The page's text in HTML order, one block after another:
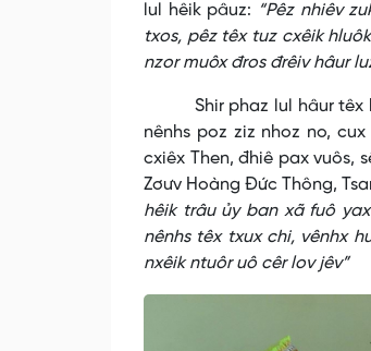
lul hêik pâuz: “Pêz nhiêv
txos, pêz têx tuz cxêik
nzor muôx đros đrêiv hâur
Shir phaz lul hâur têx
nênhs poz ziz nhoz no,
cxiêx Then, đhiê pax vuôs,
Zơưv Hoàng Đức Thông,
hêik trâu ủy ban xã fuô
nênhs têx txux chi, vênhx
nxêik ntuôr uô cêr lov jêv”